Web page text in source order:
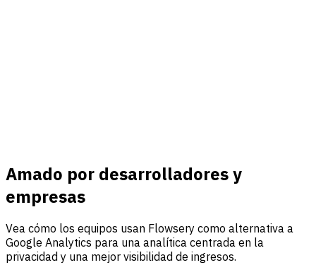
Amado por desarrolladores y
empresas
Vea cómo los equipos usan Flowsery como alternativa a
Google Analytics para una analítica centrada en la
privacidad y una mejor visibilidad de ingresos.